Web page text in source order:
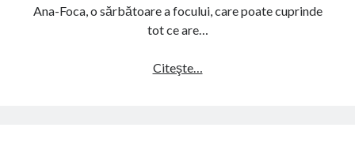
u
Ana-Foca, o sărbătoare a focului, care poate cuprinde
tot ce are…
Citeşte…